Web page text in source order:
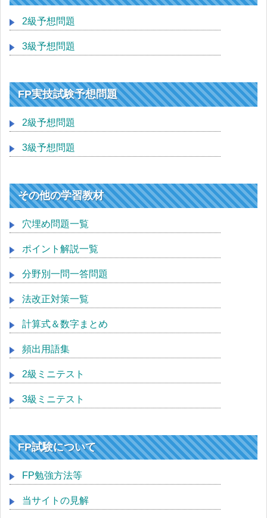
2級予想問題
3級予想問題
FP実技試験予想問題
2級予想問題
3級予想問題
その他の学習教材
穴埋め問題一覧
ポイント解説一覧
分野別一問一答問題
法改正対策一覧
計算式＆数字まとめ
頻出用語集
2級ミニテスト
3級ミニテスト
FP試験について
FP勉強方法等
当サイトの見解